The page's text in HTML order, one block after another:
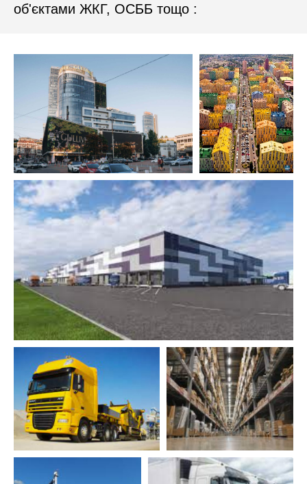
об'єктами ЖКГ, ОСББ тощо :